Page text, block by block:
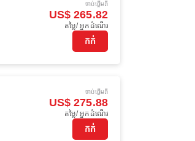
ចាប់ផ្ដើមពី
US$ 265.82
តម្លៃ/ អ្នកដំណើរ
កក់
ចាប់ផ្ដើមពី
US$ 275.88
តម្លៃ/ អ្នកដំណើរ
កក់